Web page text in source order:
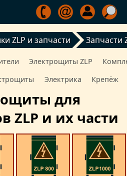
ZLP и запчасти Запчасти
Электрощиты ZLP
Электрика Крепёж
для
ZLP и их части